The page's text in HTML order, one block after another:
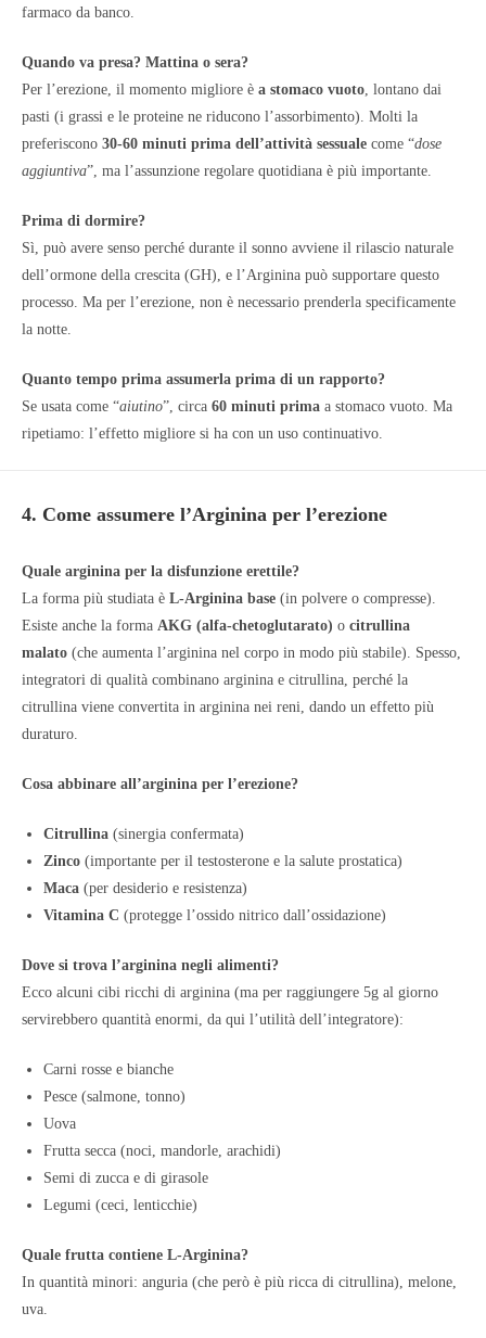
farmaco da banco.
Quando va presa? Mattina o sera?
Per l’erezione, il momento migliore è a stomaco vuoto, lontano dai
pasti (i grassi e le proteine ne riducono l’assorbimento). Molti la
preferiscono 30-60 minuti prima dell’attività sessuale come “dose
aggiuntiva”, ma l’assunzione regolare quotidiana è più importante.
Prima di dormire?
Sì, può avere senso perché durante il sonno avviene il rilascio naturale
dell’ormone della crescita (GH), e l’Arginina può supportare questo
processo. Ma per l’erezione, non è necessario prenderla specificamente
la notte.
Quanto tempo prima assumerla prima di un rapporto?
Se usata come “aiutino”, circa 60 minuti prima a stomaco vuoto. Ma
ripetiamo: l’effetto migliore si ha con un uso continuativo.
4. Come assumere l’Arginina per l’erezione
Quale arginina per la disfunzione erettile?
La forma più studiata è L-Arginina base (in polvere o compresse).
Esiste anche la forma AKG (alfa-chetoglutarato) o citrullina
malato (che aumenta l’arginina nel corpo in modo più stabile). Spesso,
integratori di qualità combinano arginina e citrullina, perché la
citrullina viene convertita in arginina nei reni, dando un effetto più
duraturo.
Cosa abbinare all’arginina per l’erezione?
Citrullina (sinergia confermata)
Zinco (importante per il testosterone e la salute prostatica)
Maca (per desiderio e resistenza)
Vitamina C (protegge l’ossido nitrico dall’ossidazione)
Dove si trova l’arginina negli alimenti?
Ecco alcuni cibi ricchi di arginina (ma per raggiungere 5g al giorno
servirebbero quantità enormi, da qui l’utilità dell’integratore):
Carni rosse e bianche
Pesce (salmone, tonno)
Uova
Frutta secca (noci, mandorle, arachidi)
Semi di zucca e di girasole
Legumi (ceci, lenticchie)
Quale frutta contiene L-Arginina?
In quantità minori: anguria (che però è più ricca di citrullina), melone,
uva.